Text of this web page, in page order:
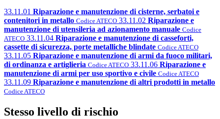
33.11.01 Riparazione e manutenzione di cisterne, serbatoi e
contenitori in metallo Codice ATECO 33.11.02 Riparazione e
manutenzione di utensileria ad azionamento manuale Codice
ATECO 33.11.04 Riparazione e manutenzione di casseforti,
cassette di sicurezza, porte metalliche blindate Codice ATECO
33.11.05 Riparazione e manutenzione di armi da fuoco militari,
di ordinanza e artiglieria Codice ATECO 33.11.06 Riparazione e
manutenzione di armi per uso sportivo e civile Codice ATECO
33.11.09 Riparazione e manutenzione di altri prodotti in metallo
Codice ATECO
Stesso livello di rischio